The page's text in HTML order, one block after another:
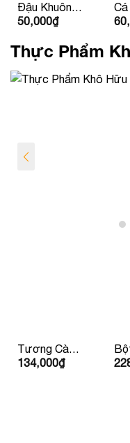
Đậu Khuôn
Nhồi Thịt
50,000₫
Thực Phẩm
Tương Cà
Ketchup Hữu
134,000₫